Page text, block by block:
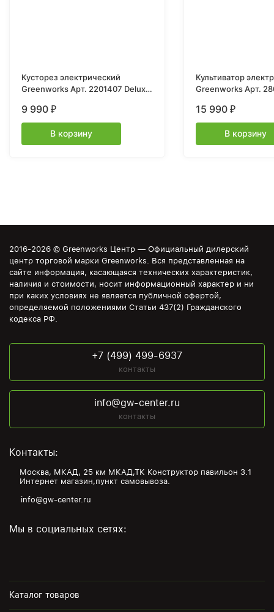
Кусторез электрический
Greenworks Арт. 2201407 Deluxe,
9 990 ₽
В корзину
Культиватор
Greenworks Арт.
15 990 ₽
В корзину
2016-2026 © Greenworks Центр — Официальный дилерский
центр торговой марки Greenworks. Вся представленная на
сайте информация, касающаяся технических характеристик,
наличия и стоимости, носит информационный характер и ни
при каких условиях не является публичной офертой,
определяемой положениями Статьи 437(2) Гражданского
кодекса РФ.
+7 (499) 499-6937
контакты
info@gw-center.ru
контакты
Контакты:
Москва, МКАД, 25 км МКАД,ТК Конструктор павильон З.1
Интернет магазин,пункт самовывоза.
info@gw-center.ru
Мы в социальных сетях:
Каталог товаров